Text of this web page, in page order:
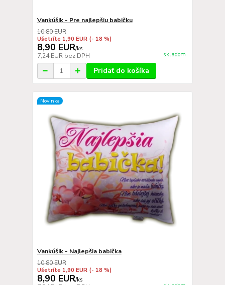
Vankúšik - Pre najlepšiu babičku
10,80 EUR
Ušetríte 1,90 EUR (- 18 %)
8,90 EUR/ks
7,24 EUR bez DPH skladom
Pridať do košíka
Novinka
Vankúšik - Najlepšia babička
10,80 EUR
Ušetríte 1,90 EUR (- 18 %)
8,90 EUR/ks